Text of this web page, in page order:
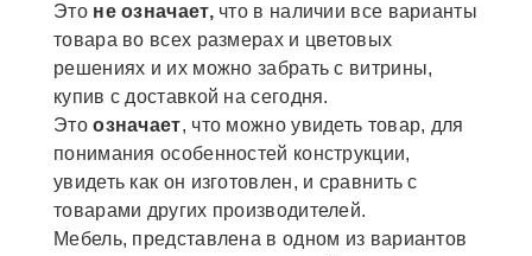
Этоне означает,что в наличии все варианты
товара во всех размерах и цветовых
решениях и их можно забрать с витрины,
купив с доставкой на сегодня.
Этоозначает, что можно увидеть товар, для
понимания особенностей конструкции,
увидеть как он изготовлен, и сравнить с
товарами других производителей.
Мебель, представлена в одном из вариантов